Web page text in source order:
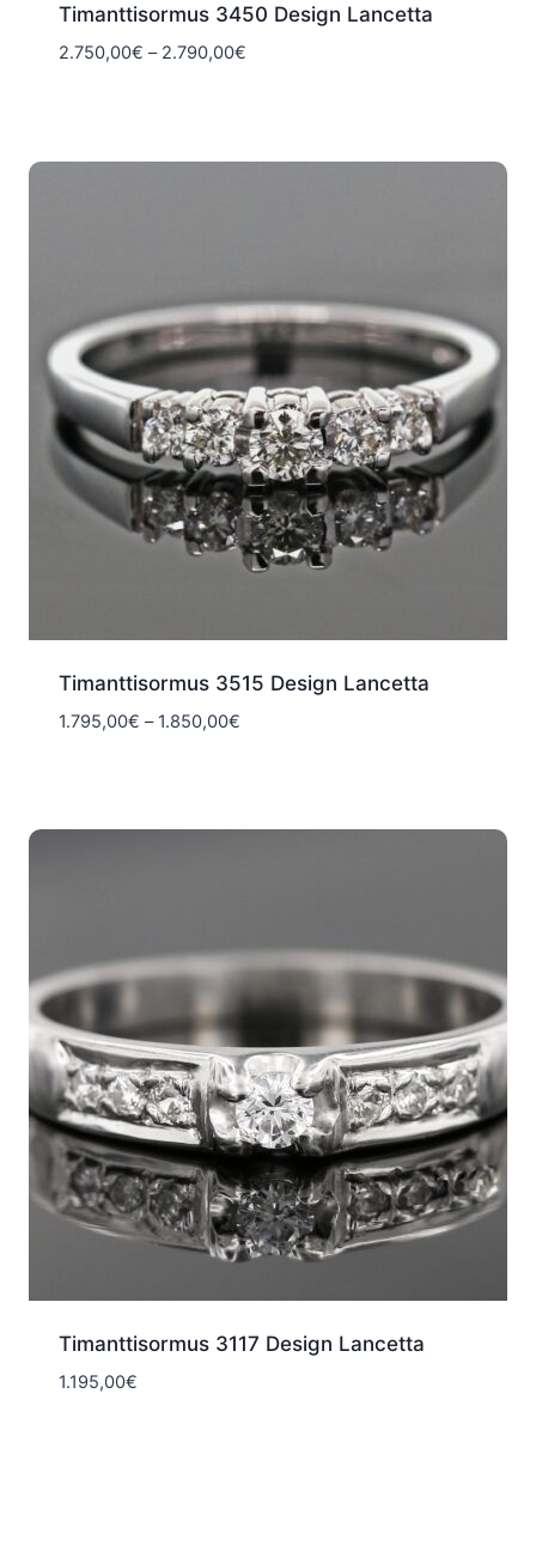
Timanttisormus 3450 Design Lancetta
2.750,00€ – 2.790,00€Hintaluokka:
Timanttisormus 3515 Design Lancetta
1.795,00€ – 1.850,00€Hintaluokka:
Timanttisormus 3117 Design Lancetta
1.195,00€